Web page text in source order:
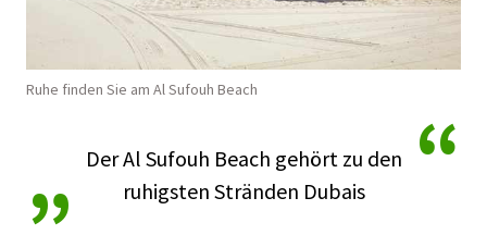
Ruhe finden Sie am Al Sufouh Beach
„
Der Al Sufouh Beach gehört zu den
ruhigsten Stränden Dubais
“